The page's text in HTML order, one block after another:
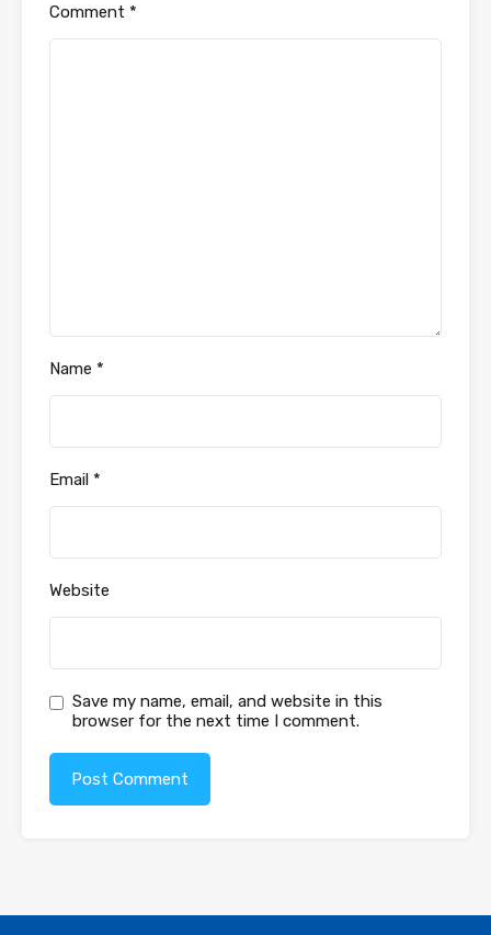
Comment *
Name *
Email *
Website
Save my name, email, and website in this
browser for the next time I comment.